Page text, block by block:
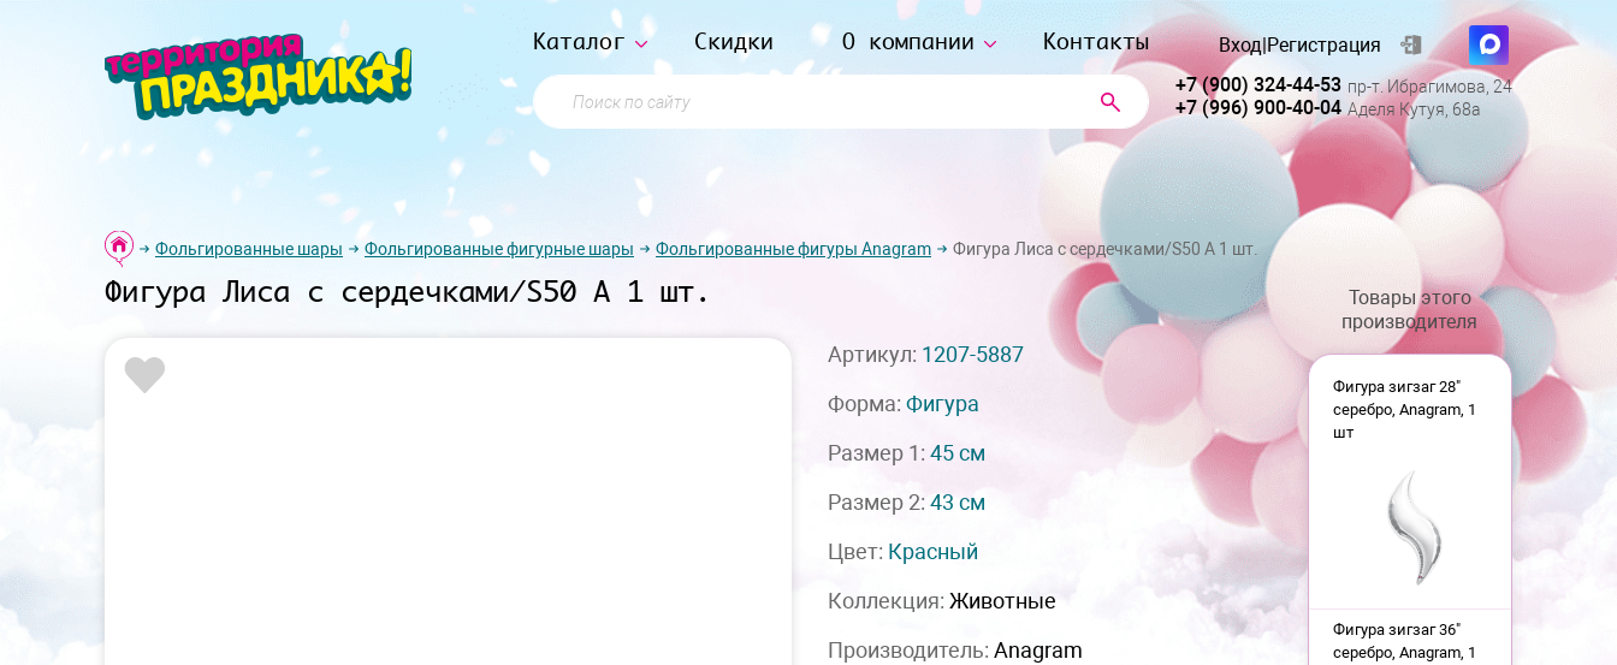
Каталог Скидки О компании Контакты
Поиск по сайту
Вход|Регистрация
+7 (900) 324-44-53 пр-т. Ибрагимова, 24
+7 (996) 900-40-04 Аделя Кутуя, 68а
Фольгированные шары Фольгированные фигурные шары Фольгированные фигуры Anagram Фигура Лиса с сердечками/S50 А 1 шт.
Фигура Лиса с сердечками/S50 А 1 шт.
Артикул: 1207-5887
Форма: Фигура
Размер 1: 45 см
Размер 2: 43 см
Цвет: Красный
Коллекция: Животные
Производитель: Anagram
Товары этого
производителя
Фигура зигзаг 28"
серебро, Anagram, 1
шт
Фигура зигзаг 36"
серебро, Anagram, 1